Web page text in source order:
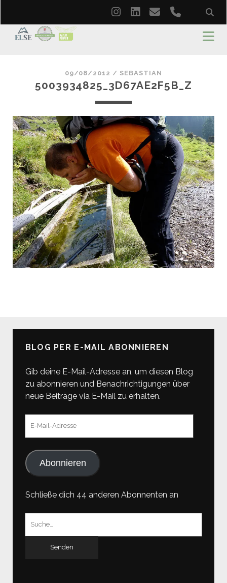
instagram
linkedin
emailphone
09/08/2012 / SEBASTIAN
5003934825_3D67AE2F5B_Z
BLOG PER E-MAIL ABONNIEREN
Gib deine E-Mail-Adresse an, um diesen Blog
zu abonnieren und Benachrichtigungen über
neue Beiträge via E-Mail zu erhalten.
Abonnieren
Schließe dich 44 anderen Abonnenten an